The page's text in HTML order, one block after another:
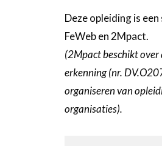
Deze opleiding is
FeWeb en 2Mpact.
(2Mpact beschikt
erkenning (nr.
organiseren van
organisaties).